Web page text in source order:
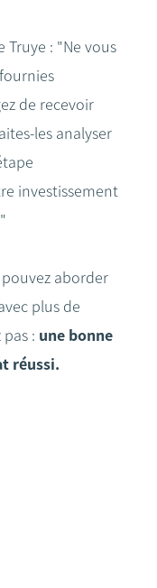
Truye : "Ne vous
de recevoir
les analyser
investissement
aborder
plus de
: une bonne
réussi.